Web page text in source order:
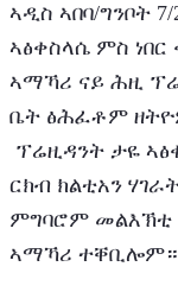
ኣዲስ ኣበባ/ግንቦት
ኣፅቀስላሴ ምስ
ኣማኻሪ ናይ ሕዚ
ቤት ፅሕፈቶም
ርክብ ክልቲአን
ምግባሮም መልእኽቲ
ኣማኻሪ ተቐቢሎም።